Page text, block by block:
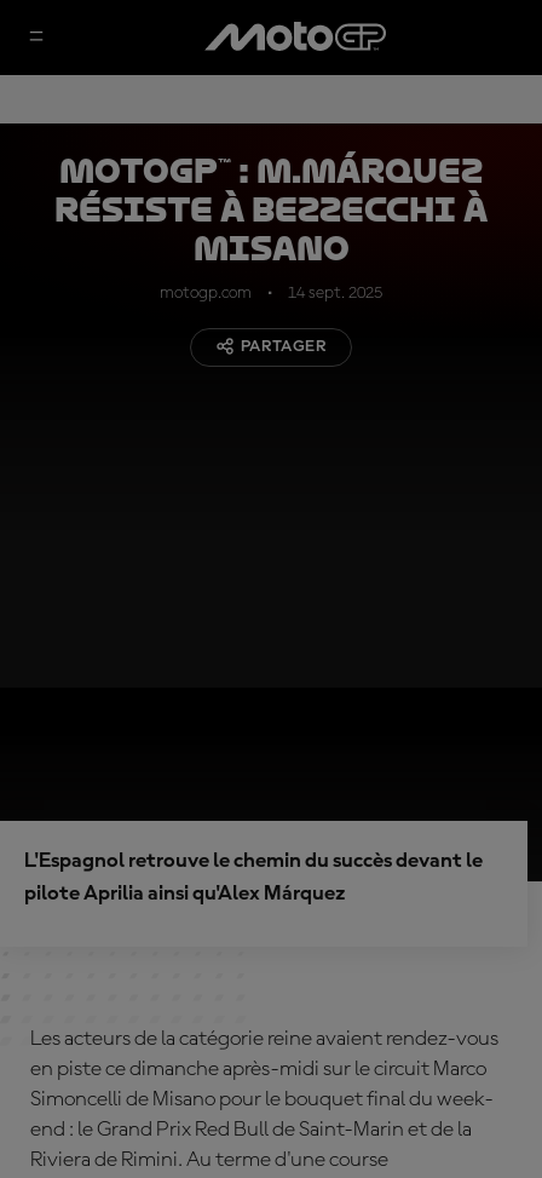
MotoGP™ : M.Márquez
résiste à Bezzecchi à
Misano
motogp.com 14 sept. 2025
PARTAGER
L'Espagnol retrouve le chemin du succès devant le
pilote Aprilia ainsi qu'Alex Márquez
Les acteurs de la catégorie reine avaient rendez-vous
en piste ce dimanche après-midi sur le circuit Marco
Simoncelli de Misano pour le bouquet final du week-
end : le Grand Prix Red Bull de Saint-Marin et de la
Riviera de Rimini. Au terme d'une course